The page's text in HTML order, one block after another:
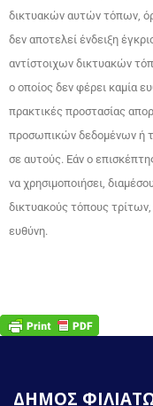
δικτυακών αυτών τόπων,
δεν αποτελεί ένδειξη
αντίστοιχων δικτυακών
ο οποίος δεν φέρει καμία
πρακτικές προστασίας
προσωπικών δεδομένων ή
σε αυτούς. Εάν ο
να χρησιμοποιήσει,
δικτυακούς τόπους
ευθύνη.
ΔΗΜΟΣ